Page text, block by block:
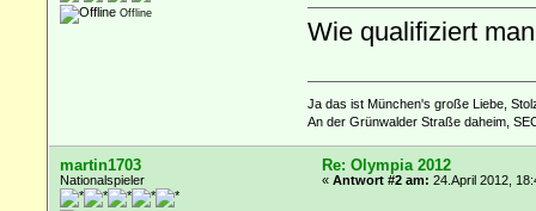
Offline
Wie qualifiziert
Ja das ist München's große Liebe,
An der Grünwalder Straße daheim,
martin1703
Nationalspieler
Re: Olympia 2012
«Antwort #2 am: 24.April 2012,